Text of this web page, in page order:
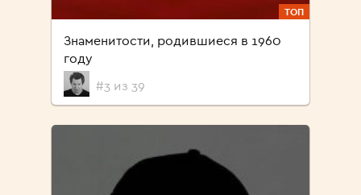
ТОП
Знаменитости, родившиеся в 1960
году
#3 из 39